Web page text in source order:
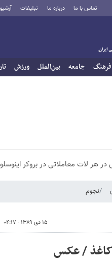
تماس با ما درباره ما تبلیغات آرشیو
فرهنگ جامعه بین‌الملل ورزش
نجوم
۱۵ دی ۱۳۸۹ - ۰۴:۱۷
/ عکس